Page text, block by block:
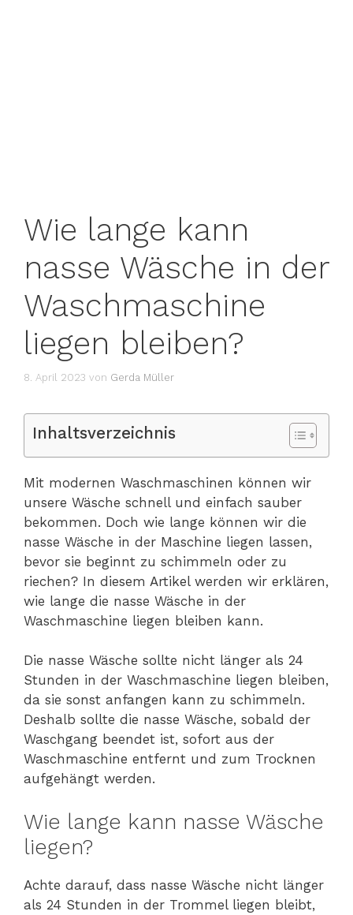
Wie lange kann
nasse Wäsche in der
Waschmaschine
liegen bleiben?
8. April 2023 von Gerda Müller
Inhaltsverzeichnis
Mit modernen Waschmaschinen können wir
unsere Wäsche schnell und einfach sauber
bekommen. Doch wie lange können wir die
nasse Wäsche in der Maschine liegen lassen,
bevor sie beginnt zu schimmeln oder zu
riechen? In diesem Artikel werden wir erklären,
wie lange die nasse Wäsche in der
Waschmaschine liegen bleiben kann.
Die nasse Wäsche sollte nicht länger als 24
Stunden in der Waschmaschine liegen bleiben,
da sie sonst anfangen kann zu schimmeln.
Deshalb sollte die nasse Wäsche, sobald der
Waschgang beendet ist, sofort aus der
Waschmaschine entfernt und zum Trocknen
aufgehängt werden.
Wie lange kann nasse Wäsche
liegen?
Achte darauf, dass nasse Wäsche nicht länger
als 24 Stunden in der Trommel liegen bleibt,